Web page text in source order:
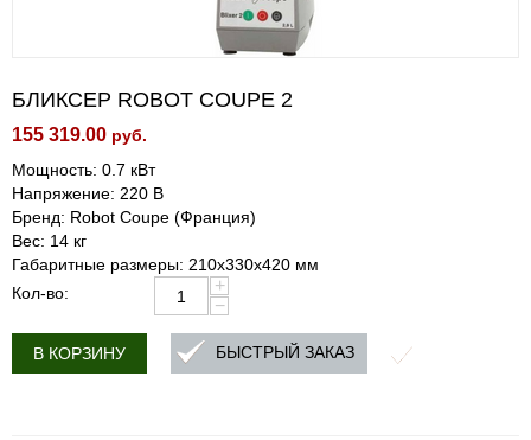
БЛИКСЕР ROBOT COUPE 2
155 319.00 руб.
Мощность: 0.7 кВт
Напряжение: 220 В
Бренд: Robot Coupe (Франция)
Вес: 14 кг
Габаритные размеры: 210х330х420 мм
Кол-во:
+
−
В КОРЗИНУ БЫСТРЫЙ ЗАКАЗ